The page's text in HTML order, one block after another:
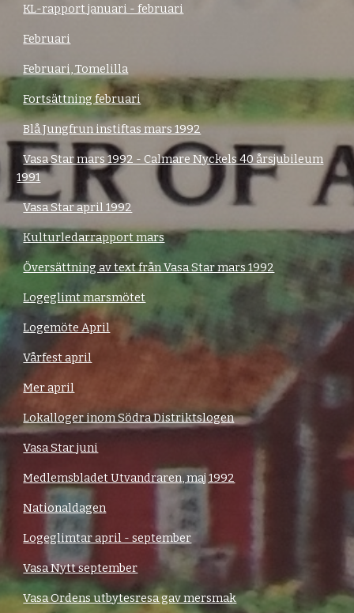
KL-rapport januari - februari
Februari
Februari, Tomelilla
Fortsättning februari
Blå Jungfrun instiftas mars 1992
Vasa Star mars 1992 - Calmare Nyckels 40 årsjubileum
1991
Vasa Star april 1992
Kulturledarrapport mars
Översättning av text från Vasa Star mars 1992
Logeglimt marsmötet
Logemöte April
Vårfest april
Mer april
Lokalloger inom Södra Distriktslogen
Vasa Star juni
Medlemsbladet Utvandraren, maj 1992
Nationaldagen
Logeglimtar april - september
Vasa Nytt september
Vasa Ordens utbytesresa gav mersmak